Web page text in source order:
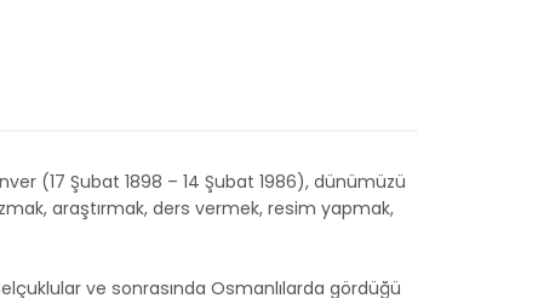
(17 Şubat 1898 – 14 Şubat 1986), dünümüzü
araştırmak, ders vermek, resim yapmak,
ve sonrasında Osmanlılarda gördüğü